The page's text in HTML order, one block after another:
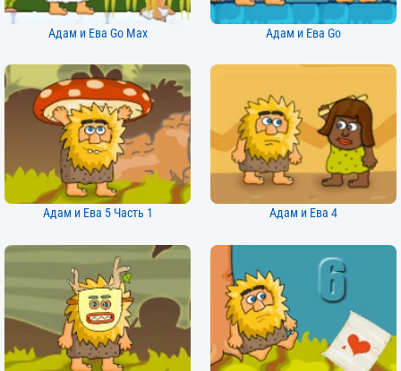
Адам и Ева Go Max Адам и Ева Go
Адам и Ева 5 Часть 1 Адам и Ева 4